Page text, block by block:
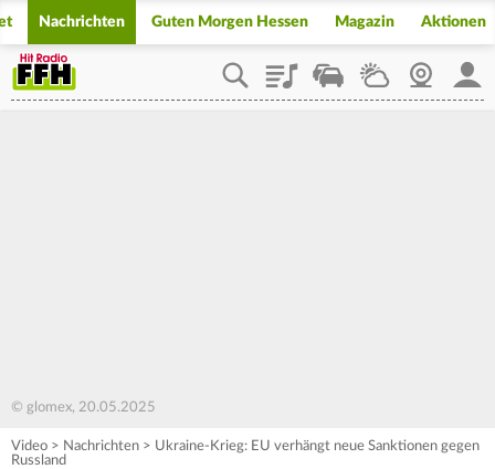
Nachrichten Guten Morgen Hessen Magazin Aktionen
PlaylistStaupilotWetterWebcam
© glomex, 20.05.2025
Video > Nachrichten > Ukraine-Krieg: EU verhängt neue Sanktionen gegen
Russland